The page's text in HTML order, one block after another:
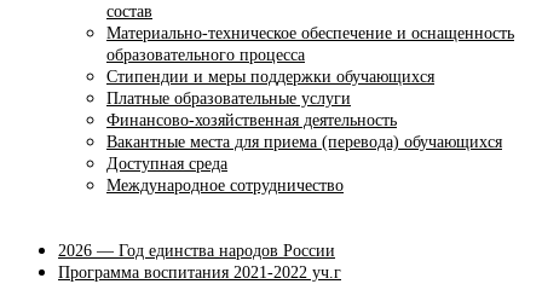
состав
Материально-техническое обеспечение и оснащенность
образовательного процесса
Стипендии и меры поддержки обучающихся
Платные образовательные услуги
Финансово-хозяйственная деятельность
Вакантные места для приема (перевода) обучающихся
Доступная среда
Международное сотрудничество
2026 — Год единства народов России
Программа воспитания 2021-2022 уч.г